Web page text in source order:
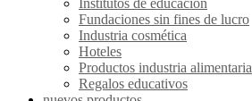
Institutos de educación
Fundaciones sin fines de lucro
Industria cosmética
Hoteles
Productos industria alimentaria
Regalos educativos